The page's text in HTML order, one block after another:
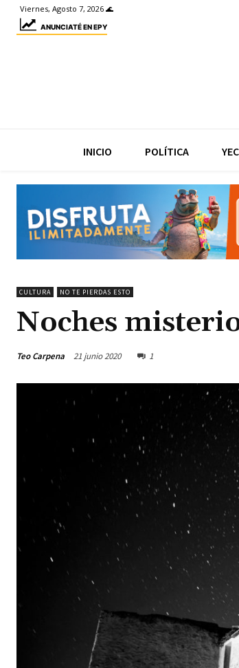
Viernes, Agosto 7, 2026 🌊
ANUNCIATÉ EN EPY
INICIO POLÍTICA
CULTURA NO TE PIERDAS ESTO
Noches
Teo Carpena 21 junio 2020 1